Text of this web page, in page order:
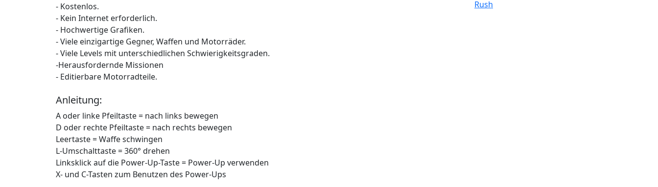
- Kostenlos.
- Kein Internet erforderlich.
- Hochwertige Grafiken.
- Viele einzigartige Gegner, Waffen und Motorräder.
- Viele Levels mit unterschiedlichen Schwierigkeitsgraden.
-Herausfordernde Missionen
- Editierbare Motorradteile.
Anleitung:
A oder linke Pfeiltaste = nach links bewegen
D oder rechte Pfeiltaste = nach rechts bewegen
Leertaste = Waffe schwingen
L-Umschalttaste = 360° drehen
Linksklick auf die Power-Up-Taste = Power-Up verwenden
X- und C-Tasten zum Benutzen des Power-Ups